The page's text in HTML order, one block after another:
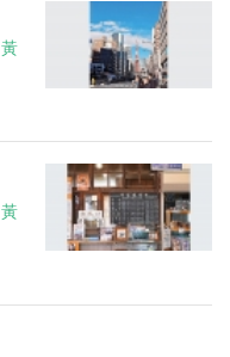
黃
黃